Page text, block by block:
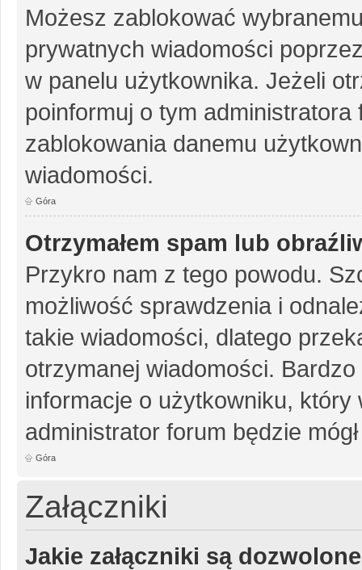
Możesz zablokować
prywatnych wiadomości
w panelu użytkownika. Jeżeli
poinformuj o tym
zablokowania danemu
wiadomości.
Góra
Otrzymałem spam lub
Przykro nam z tego powodu.
możliwość sprawdzenia i
takie wiadomości, dlatego
otrzymanej wiadomości.
informacje o użytkowniku, który
administrator forum będzie
Góra
Załączniki
Jakie załączniki są